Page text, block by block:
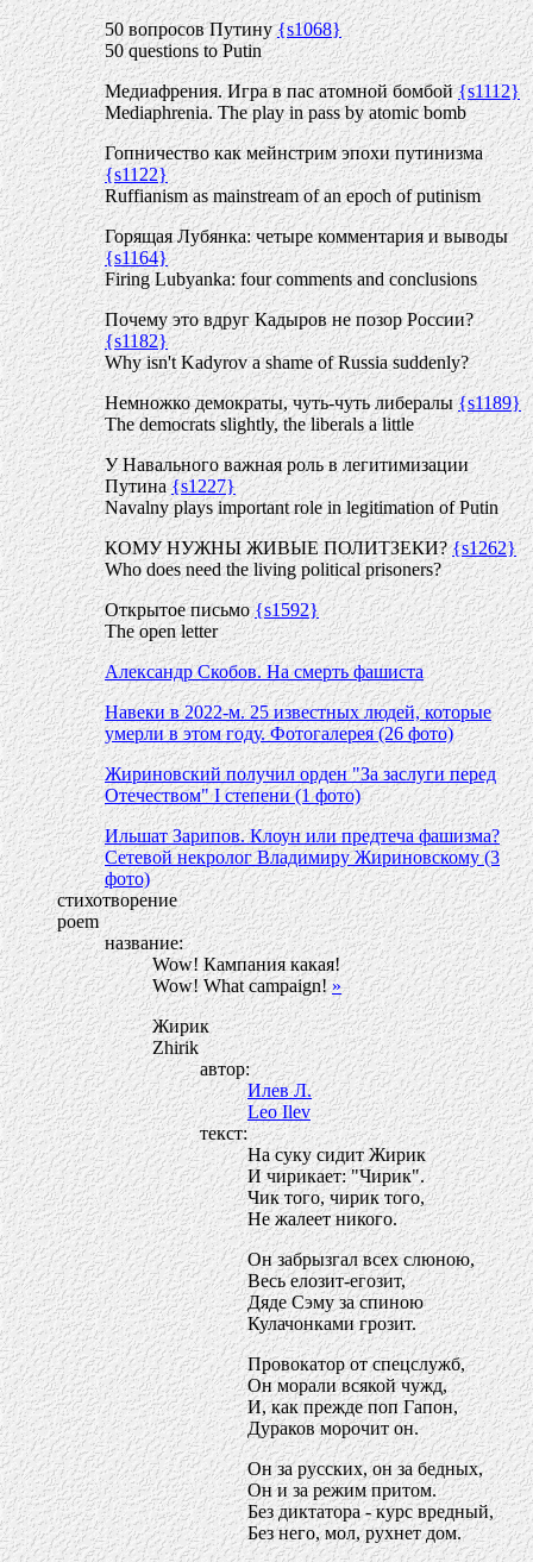
50 вопросов Путину{s1068}
50 questions to Putin
Медиафрения. Игра в пас атомной бомбой{s1112}
Mediaphrenia. The play in pass by atomic bomb
Гопничество как мейнстрим эпохи путинизма
{s1122}
Ruffianism as mainstream of an epoch of putinism
Горящая Лубянка: четыре комментария и выводы
{s1164}
Firing Lubyanka: four comments and conclusions
Почему это вдруг Кадыров не позор России?
{s1182}
Why isn't Kadyrov a shame of Russia suddenly?
Немножко демократы, чуть-чуть либералы{s1189}
The democrats slightly, the liberals a little
У Навального важная роль в легитимизации
Путина{s1227}
Navalny plays important role in legitimation of Putin
КОМУ НУЖНЫ ЖИВЫЕ ПОЛИТЗЕКИ?{s1262}
Who does need the living political prisoners?
Открытое письмо{s1592}
The open letter
Александр Скобов. На смерть фашиста
Навеки в 2022-м. 25 известных людей, которые
умерли в этом году. Фотогалерея (26 фото)
Жириновский получил орден "За заслуги перед
Отечеством" I степени (1 фото)
Ильшат Зарипов. Клоун или предтеча фашизма?
Сетевой некролог Владимиру Жириновскому (3
фото)
стихотворение
poem
название:
Wow! Кампания какая!
Wow! What campaign!»
Жирик
Zhirik
автор:
Илев Л.
Leo Ilev
текст:
На суку сидит Жирик
И чирикает: "Чирик".
Чик того, чирик того,
Не жалеет никого.
Он забрызгал всех слюною,
Весь елозит-егозит,
Дяде Сэму за спиною
Кулачонками грозит.
Провокатор от спецслужб,
Он морали всякой чужд,
И, как прежде поп Гапон,
Дураков морочит он.
Он за русских, он за бедных,
Он и за режим притом.
Без диктатора - курс вредный,
Без него, мол, рухнет дом.